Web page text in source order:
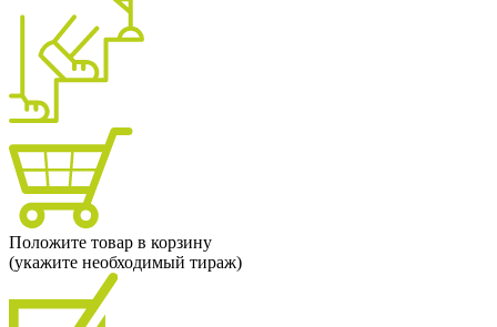
Положите товар в корзину
(укажите необходимый тираж)